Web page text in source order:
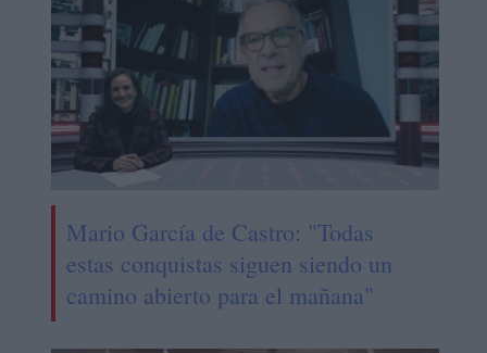
Mario García de Castro: "Todas
estas conquistas siguen siendo un
camino abierto para el mañana"